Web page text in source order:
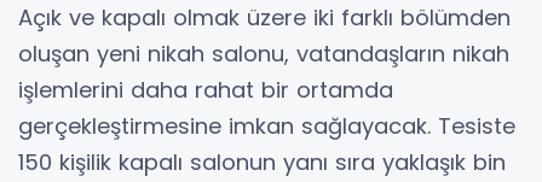
Açık ve kapalı olmak üzere iki farklı bölümden
oluşan yeni nikah salonu, vatandaşların nikah
işlemlerini daha rahat bir ortamda
gerçekleştirmesine imkan sağlayacak. Tesiste
150 kişilik kapalı salonun yanı sıra yaklaşık bin